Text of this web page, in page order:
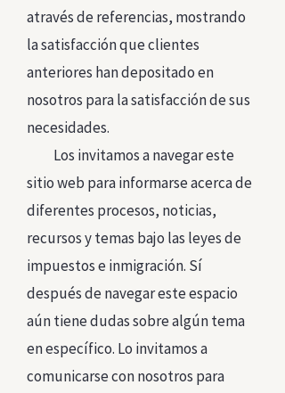
através de referencias, mostrando
la satisfacción que clientes
anteriores han depositado en
nosotros para la satisfacción de sus
necesidades.
Los invitamos a navegar este
sitio web para informarse acerca de
diferentes procesos, noticias,
recursos y temas bajo las leyes de
impuestos e inmigración. Sí
después de navegar este espacio
aún tiene dudas sobre algún tema
enespecífico. Lo invitamos a
comunicarse con nosotros para